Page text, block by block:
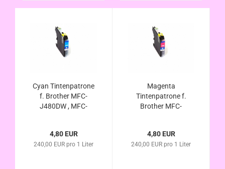
Cyan Tintenpatrone
f. Brother MFC-
J480DW , MFC-
LC-223C , LC-225C
4,80 EUR
240,00 EUR pro 1 Liter
Magenta
Tintenpatrone f.
Brother MFC-
J880DW kompatibel
LC-223M , LC-225M
4,80 EUR
240,00 EUR pro 1 Liter